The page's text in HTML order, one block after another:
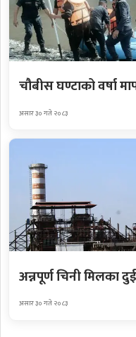
चौबीस घण्टाको वर्षा
असार ३० गते २०८३
अन्नपूर्ण चिनी मिलका
असार ३० गते २०८३